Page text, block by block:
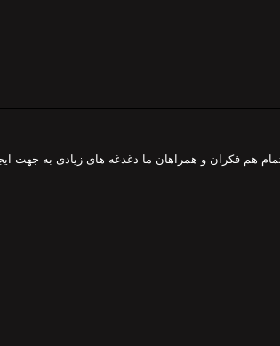
هم فکران و همراهان ما دغدغه های زیادی به